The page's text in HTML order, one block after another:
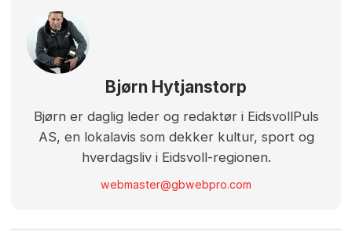
Bjørn Hytjanstorp
Bjørn er daglig leder og redaktør i EidsvollPuls
AS, en lokalavis som dekker kultur, sport og
hverdagsliv i Eidsvoll-regionen.
webmaster@gbwebpro.com